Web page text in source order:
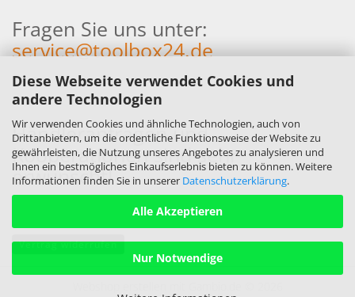
Diese Webseite verwendet Cookies und
andere Technologien
Wir verwenden Cookies und ähnliche Technologien, auch von
Drittanbietern, um die ordentliche Funktionsweise der Website zu
gewährleisten, die Nutzung unseres Angebotes zu analysieren und
Ihnen ein bestmögliches Einkaufserlebnis bieten zu können. Weitere
Informationen finden Sie in unserer Datenschutzerklärung.
Alle Akzeptieren
Nur Notwendige
Fragen Sie uns unter:
service@toolbox24.de
Händleranfragen und
Kooperationen sind sehr
erwünscht!
Vertrag widerrufen